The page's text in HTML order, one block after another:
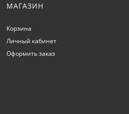
МАГАЗИН
Корзина
Личный кабинет
Оформить заказ